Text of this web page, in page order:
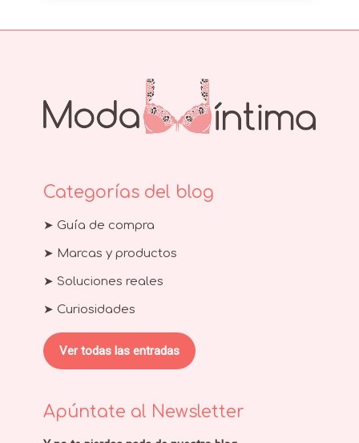
Categorías del blog
➤ Guía de compra
➤ Marcas y productos
➤ Soluciones reales
➤ Curiosidades
Ver todas las entradas
Apúntate al Newsletter